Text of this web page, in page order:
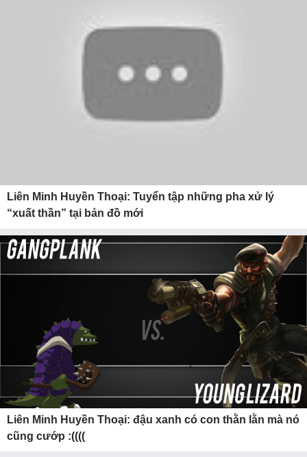
Liên Minh Huyền Thoại: Tuyển tập những pha xử lý
“xuất thần” tại bản đồ mới
Liên Minh Huyền Thoại: đậu xanh có con thằn lằn mà nó
cũng cướp :((((